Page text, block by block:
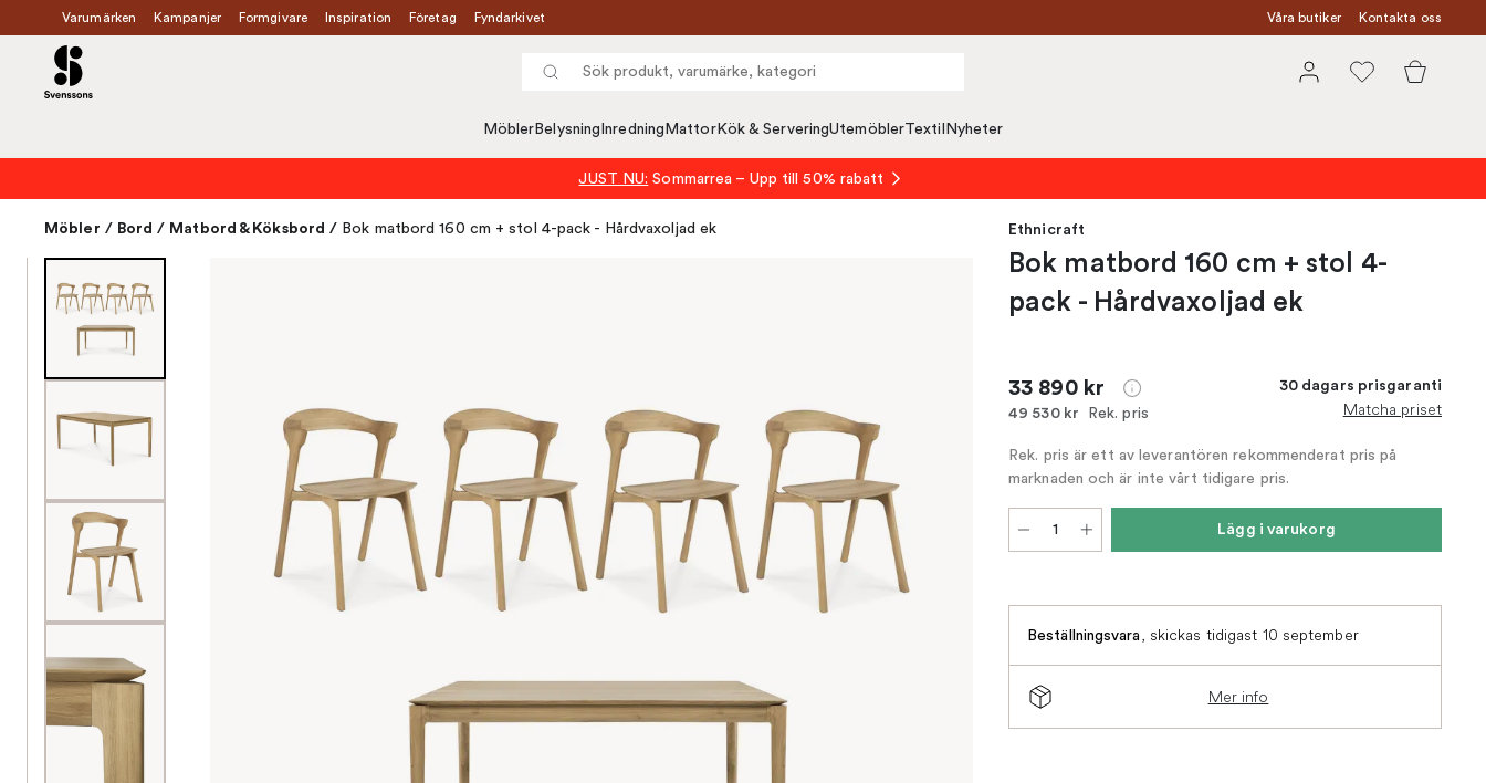
Varumärken Kampanjer Formgivare Inspiration Företag Fyndarkivet Våra butiker Kontakta oss
Möbler Belysning Inredning MattorKök & ServeringUtemöblerTextil Nyheter
JUST NU: Sommarrea – Upp till 50% rabatt
Möbler / Bord / Matbord & Köksbord / Bok matbord 160 cm + stol 4-pack - Hårdvaxoljad ek Ethnicraft
Bok matbord 160 cm + stol 4-
pack - Hårdvaxoljad ek
33 890 kr
49 530 kr Rek. pris
30 dagars prisgaranti
Matcha priset
Rek. pris är ett av leverantören rekommenderat pris på
marknaden och är inte vårt tidigare pris.
Lägg i varukorg
Beställningsvara, skickas tidigast 10 september
Mer info